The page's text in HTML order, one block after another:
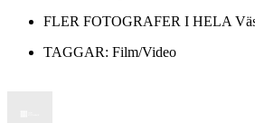
FLER FOTOGRAFER I HELA
TAGGAR: Film/Video